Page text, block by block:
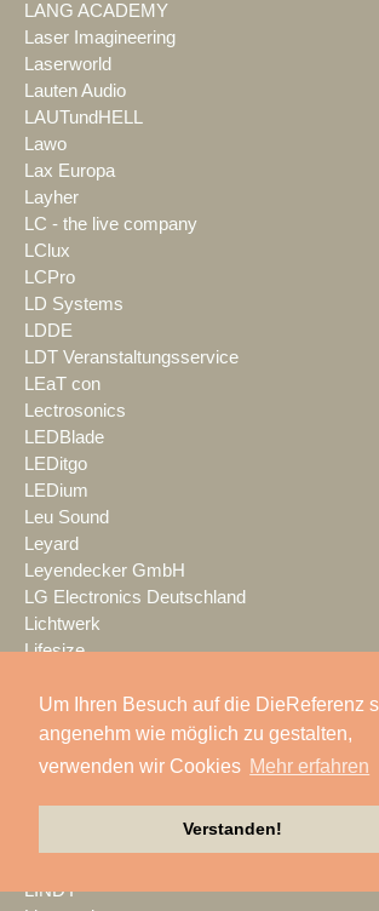
Um Ihren Besuch auf die DieReferenz
angenehm wie möglich zu gestalten,
verwenden wir Cookies Mehr erfahren
Verstanden!
LANG ACADEMY
Laser Imagineering
Laserworld
Lauten Audio
LAUTundHELL
Lawo
Lax Europa
Layher
LC - the live company
LClux
LCPro
LD Systems
LDDE
LDT Veranstaltungsservice
LEaT con
Lectrosonics
LEDBlade
LEDitgo
LEDium
Leu Sound
Leyard
Leyendecker GmbH
LG Electronics Deutschland
Lichtwerk
Lifesize
Light + Building
Light Event
lightconcept
Lightpower
LINDY